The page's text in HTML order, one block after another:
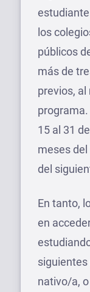
estudiante
los
públicos
más de
previos,
15 al 31
meses
del
En tanto,
en
nativo/a,